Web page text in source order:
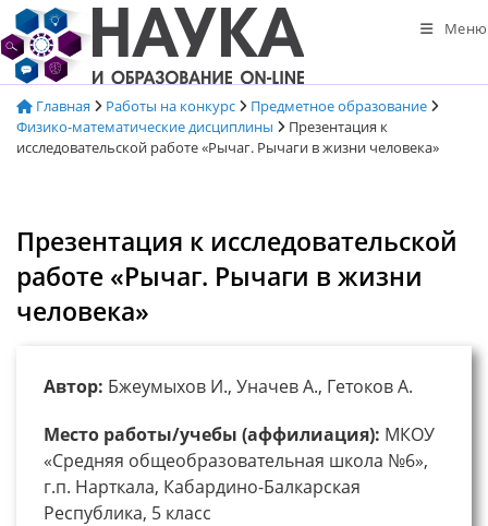
Перейти
к
содержимому
Меню
Главная Работы на конкурс
Предметное образование
Физико-математические дисциплины
Презентация к
исследовательской работе «Рычаг. Рычаги в жизни человека»
Презентация к исследовательской
работе «Рычаг. Рычаги в жизни
человека»
Автор: Бжеумыхов И., Уначев А., Гетоков А.
Место работы/учебы (аффилиация): МКОУ
«Средняя общеобразовательная школа №6»,
г.п. Нарткала, Кабардино-Балкарская
Республика, 5 класс